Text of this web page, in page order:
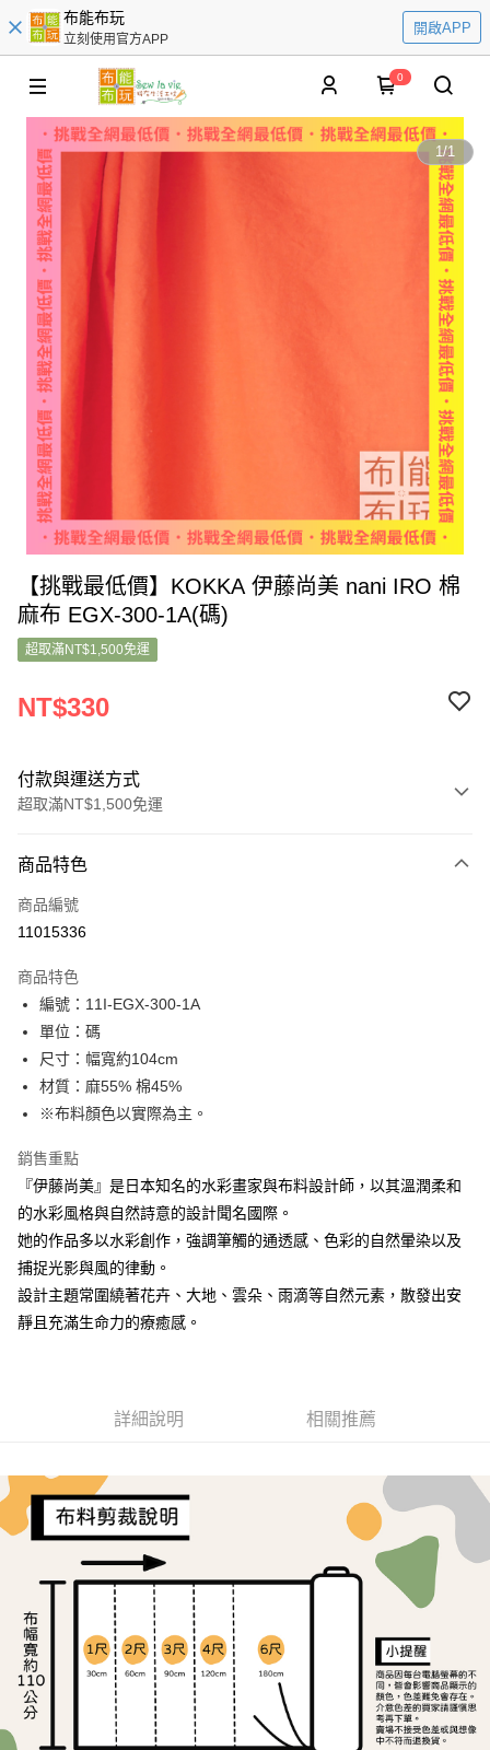
布能布玩
立刻使用官方APP
開啟APP
0
1/1
【挑戰最低價】KOKKA 伊藤尚美 nani IRO 棉
麻布 EGX-300-1A(碼)
超取滿NT$1,500免運
NT$330
付款與運送方式
超取滿NT$1,500免運
信用卡一次付款
超商取貨付款
Apple Pay
街口支付
Google Pay
大哥付你分期
相關說明
1.本服務由台灣大哥大提供，台灣大哥大用戶可立即使用無須另外申請。
2.付款方式選擇「大哥付你分期」，訂單成立後會自動跳轉到大哥付的交易
流程，驗證手機門號後，選擇欲分期的期數、繳款截止日，確認付款後即完
成交易。
3.實際核准額度、可分期數及費用金額請依後續交易確認頁面所載為準。
4.訂單成立30分鐘內，如未前往確認交易或遇審核未通過，訂單將自動取
法說明評估內容。
2.透過簡訊連結打開帳單後，可選擇「超商條碼／台灣大直營門市／銀行轉
帳／街口支付／iPASS MONEY」等通路繳費。
1.本服務係由「台灣大哥大股份有限公司」（以下簡稱本公司）所提供，讓
用戶於交易時，得透過本服務購買商品或服務，並由商店將買賣／分期付款
買賣價金債權讓與本公司後，依約使用本公司帳單繳交帳款。
2.基於同意付款使用「大哥付你分期」之契約關係目的，商店將以您的個人
資料（包含姓名、電話或地址）提供予台灣大哥大進項蒐集、處理及利用，
由本公司與您本人進行分期帳單所需資料之確認、核對及更正。
3.完整用戶服務條款，請詳閱以下連結：
AFTEE先享後付
相關說明
【關於「AFTEE先享後付」】
AFTEE先享後付是「在收到商品之後才付款」的支付方式。 讓您購物簡單
便利好安心！
１．簡單：不需註冊會員、不需綁卡、不需儲值。
２．便利：只要手機號碼，簡訊認證，即可結帳。
結帳頁面，進行簡訊認證並確認金額後，即可完成結帳。
ATM／網路銀行／等多元方式進行付款，方視為交易完成。
※ 請注意：結帳手續完成當下不需立刻繳費，但若您需要取消訂單，請聯絡
購買商品的店家。未經商家同意取消之訂單仍視為有效，需透過AFTEE先享
後付繳納相關費用。
※ 交易是否成功請以「AFTEE先享後付 」之結帳頁面顯示為準，若有關於
是否繳費成功／繳費後需取消欲退款等相關疑問，請聯繫「AFTEE先享後付
客戶支援中心」
https://netprotections.freshdesk.com/support/home
【注意事項】
１．透過由恩沛科技股份有限公司提供之「AFTEE先享後付」服務完成之交
易，需依本服務之必要範圍內提供個人資料，並將交易相關給付款項請求債
權轉讓予恩沛科技股份有限公司。
２．關於個人資料處理事宜，請瀏覽以下網址：
https://aftee.tw/terms/#terms3
每筆NT$150，滿NT$1,500(含以上)免運費
每筆NT$240
商品特色
商品編號
11015336
商品特色
編號：11I-EGX-300-1A
單位：碼
尺寸：幅寬約104cm
材質：麻55% 棉45%
※布料顏色以實際為主。
銷售重點
『伊藤尚美』是日本知名的水彩畫家與布料設計師，以其溫潤柔和
的水彩風格與自然詩意的設計聞名國際。
她的作品多以水彩創作，強調筆觸的通透感、色彩的自然暈染以及
捕捉光影與風的律動。
設計主題常圍繞著花卉、大地、雲朵、雨滴等自然元素，散發出安
靜且充滿生命力的療癒感。
詳細說明 相關推薦